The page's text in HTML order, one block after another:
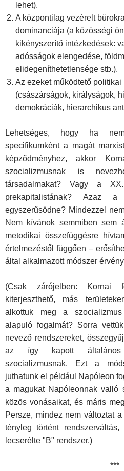
lehet).
A központilag vezérelt
dominanciája (a közösségi
kikényszerítő intézkedések:
adósságok elengedése,
elidegeníthetetlensége stb.).
Az ezeket működtető
(császárságok, királyságok,
demokráciák, hierarchikus
Lehetséges, hogy ha
specifikumként a magát
képződményhez, akkor
szocializmusnak is
társadalmakat? Vagy a
prekapitalistának? Azaz
egyszerűsödne? Mindezzel
Nem kívánok semmiben sem
metodikai összefüggésre
értelmezéstől függően –
által alkalmazott módszer
(Csak zárójelben: Kornai
kiterjeszthető, más
alkottuk meg a szocializmus
alapuló fogalmát? Sorra
nevező rendszereket,
az így kapott általános
szocializmusnak. Ezt a
juthatunk el például Napóleon
a magukat Napóleonnak valló
közös vonásaikat, és máris
Persze, mindez nem változtat
tényleg történt
lecserélte "B" rendszer.)
***